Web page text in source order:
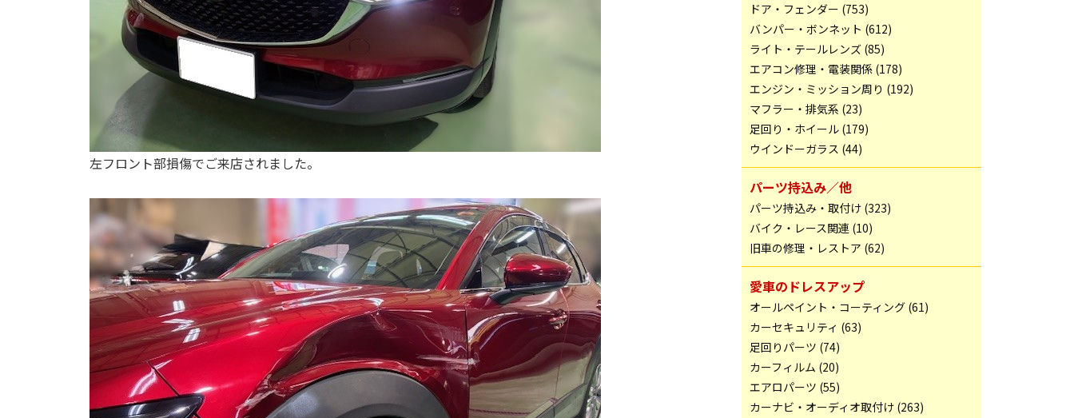
左フロント部損傷でご来店されました。
ドア・フェンダー (753)
バンパー・ボンネット (612)
ライト・テールレンズ (85)
エアコン修理・電装関係 (178)
エンジン・ミッション周り (192)
マフラー・排気系 (23)
足回り・ホイール (179)
ウインドーガラス (44)
パーツ持込み／他
パーツ持込み・取付け (323)
バイク・レース関連 (10)
旧車の修理・レストア (62)
愛車のドレスアップ
オールペイント・コーティング (61)
カーセキュリティ (63)
足回りパーツ (74)
カーフィルム (20)
エアロパーツ (55)
カーナビ・オーディオ取付け (263)